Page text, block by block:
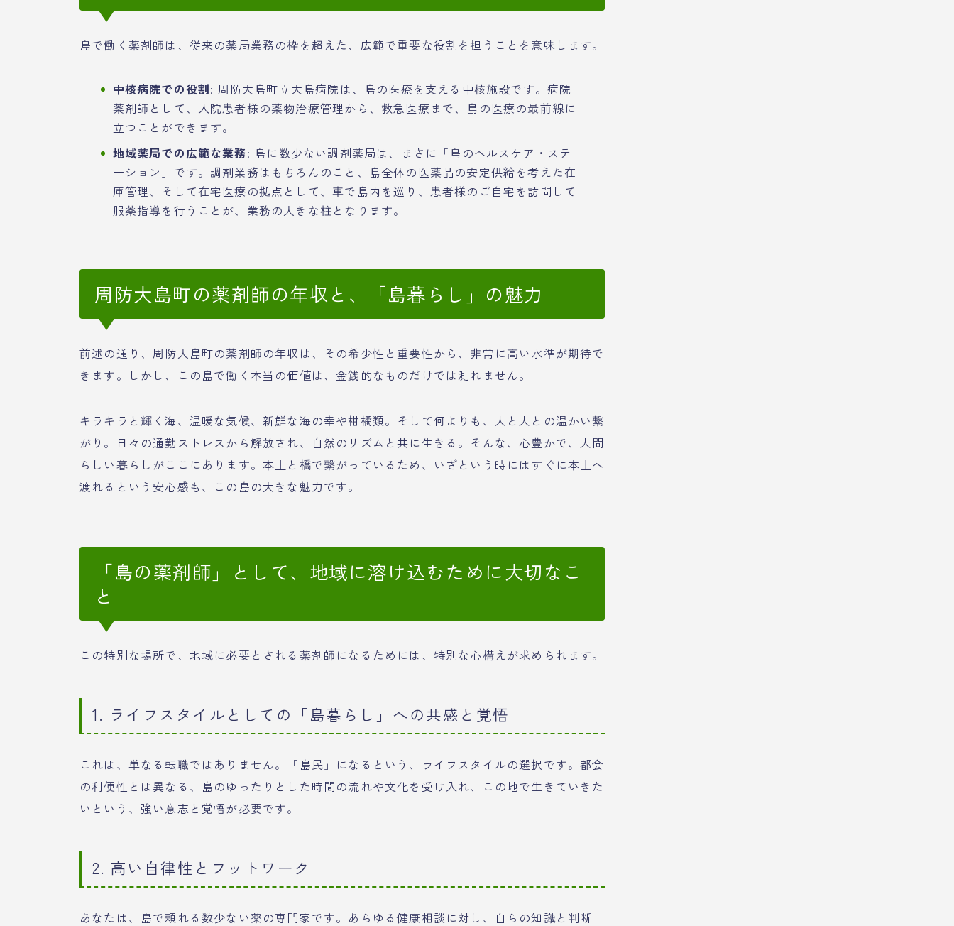
島で働く薬剤師は、従来の薬局業務の枠を超えた、広範で重要な役割を担うことを意味します。
中核病院での役割: 周防大島町立大島病院は、島の医療を支える中核施設です。病院
薬剤師として、入院患者様の薬物治療管理から、救急医療まで、島の医療の最前線に
立つことができます。
地域薬局での広範な業務: 島に数少ない調剤薬局は、まさに「島のヘルスケア・ステ
ーション」です。調剤業務はもちろんのこと、島全体の医薬品の安定供給を考えた在
庫管理、そして在宅医療の拠点として、車で島内を巡り、患者様のご自宅を訪問して
服薬指導を行うことが、業務の大きな柱となります。
周防大島町の薬剤師の年収と、「島暮らし」の魅力
前述の通り、周防大島町の薬剤師の年収は、その希少性と重要性から、非常に高い水準が期待で
きます。しかし、この島で働く本当の価値は、金銭的なものだけでは測れません。
キラキラと輝く海、温暖な気候、新鮮な海の幸や柑橘類。そして何よりも、人と人との温かい繋
がり。日々の通勤ストレスから解放され、自然のリズムと共に生きる。そんな、心豊かで、人間
らしい暮らしがここにあります。本土と橋で繋がっているため、いざという時にはすぐに本土へ
渡れるという安心感も、この島の大きな魅力です。
「島の薬剤師」として、地域に溶け込むために大切なこ
と
この特別な場所で、地域に必要とされる薬剤師になるためには、特別な心構えが求められます。
1. ライフスタイルとしての「島暮らし」への共感と覚悟
これは、単なる転職ではありません。「島民」になるという、ライフスタイルの選択です。都会
の利便性とは異なる、島のゆったりとした時間の流れや文化を受け入れ、この地で生きていきた
いという、強い意志と覚悟が必要です。
2. 高い自律性とフットワーク
あなたは、島で頼れる数少ない薬の専門家です。あらゆる健康相談に対し、自らの知識と判断